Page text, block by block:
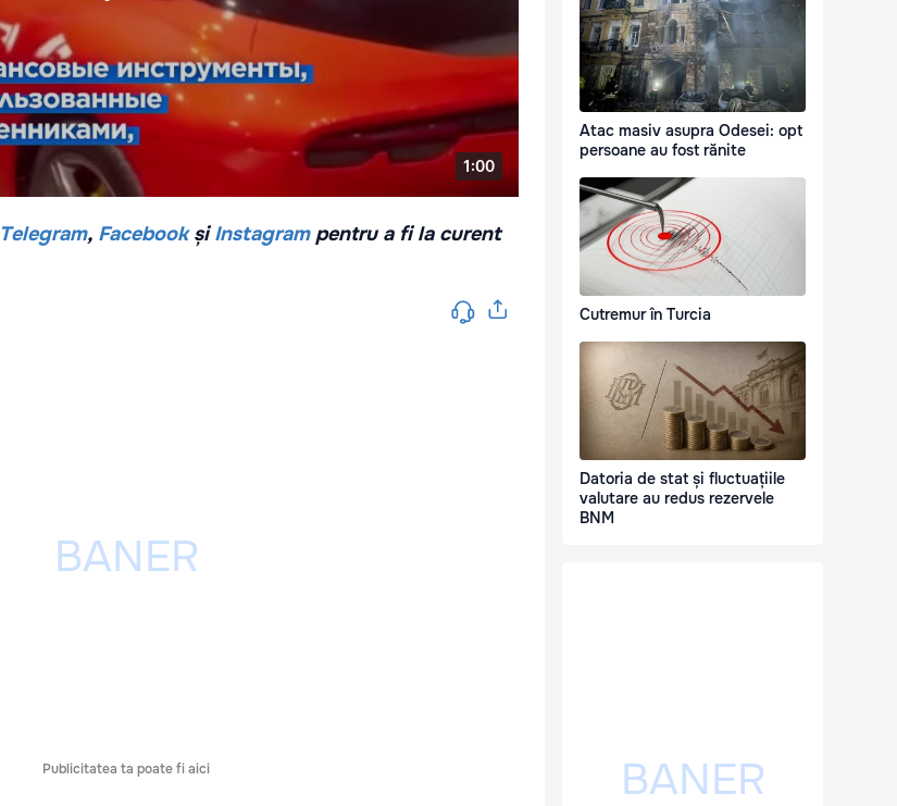
Telegram, FacebookșiInstagrampentru a fi la curent
Publicitatea ta poate fi aici
Atac masiv asupra Odesei: opt
persoane au fost rănite
Cutremur în Turcia
Datoria de stat și fluctuațiile
valutare au redus rezervele
BNM